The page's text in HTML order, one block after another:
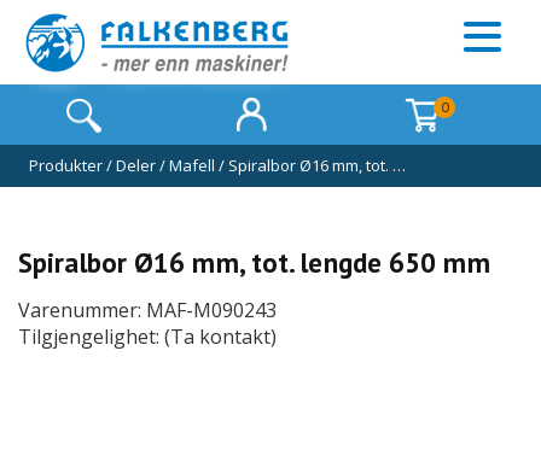
0
Produkter/Deler/Mafell / Spiralbor Ø16 mm, tot. …
Spiralbor Ø16 mm, tot. lengde 650 mm
Varenummer: MAF-M090243
Tilgjengelighet: (Ta kontakt)